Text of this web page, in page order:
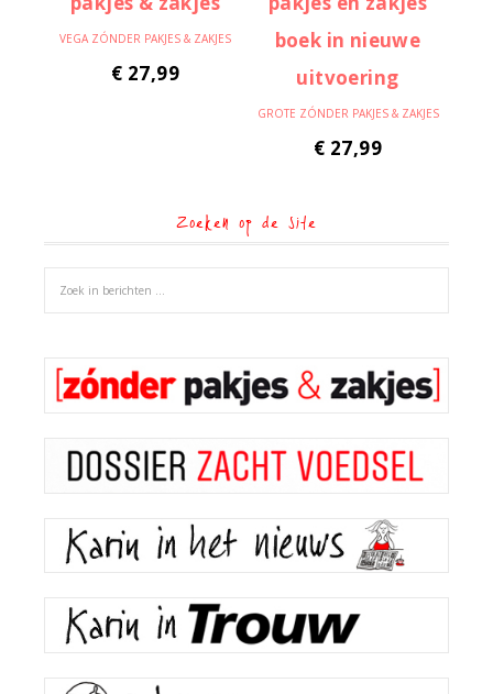
VEGA ZÓNDER PAKJES & ZAKJES
€ 27,99
GROTE ZÓNDER PAKJES & ZAKJES
€ 27,99
Zoeken op de site